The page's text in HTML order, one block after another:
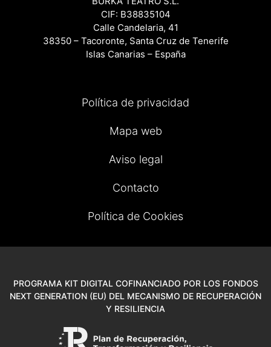
CIF: B38835104
Calle Candelaria, 41
38350 – Tacoronte, Santa Cruz de Tenerife
Islas Canarias – España
Política de privacidad
Mapa web
Aviso legal
Contacto
Política de Cookies
PROGRAMA KIT DIGITAL COFINANCIADO POR LOS FONDOS
NEXT GENERATION (EU) DEL MECANISMO DE RECUPERACIÓN
Y RESILIENCIA